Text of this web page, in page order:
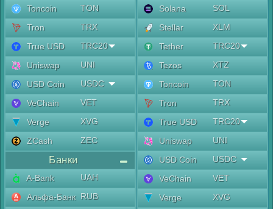
Toncoin
TON
Tron
TRX
True USD
TRC20
Uniswap
UNI
USD Coin
USDC
VeChain
VET
Verge
XVG
ZCash
ZEC
Банки
A-Bank
UAH
Альфа-Банк RUB
Solana
SOL
Stellar
XLM
Tether
TRC20
Tezos
XTZ
Toncoin
TON
Tron
TRX
True USD
TRC20
Uniswap
UNI
USD Coin
USDC
VeChain
VET
Verge
XVG